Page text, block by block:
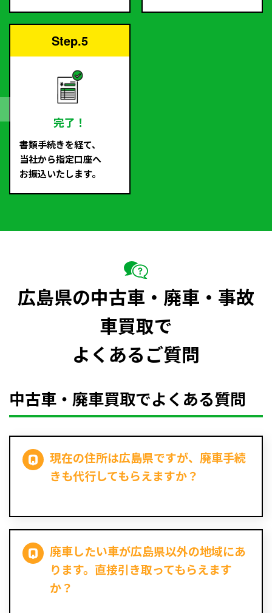
Step.5
完了！
書類手続きを経て、
当社から指定口座へ
お振込いたします。
広島県の中古車・廃車・事故
車買取で
よくあるご質問
中古車・廃車買取でよくある質問
現在の住所は広島県ですが、廃車手続
きも代行してもらえますか？
廃車したい車が広島県以外の地域にあ
ります。直接引き取ってもらえます
か？